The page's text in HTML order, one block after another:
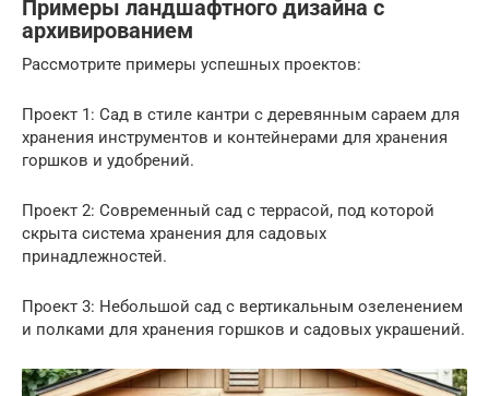
Примеры ландшафтного дизайна с
архивированием
Рассмотрите примеры успешных проектов:
Проект 1: Сад в стиле кантри с деревянным сараем для
хранения инструментов и контейнерами для хранения
горшков и удобрений.
Проект 2: Современный сад с террасой, под которой
скрыта система хранения для садовых
принадлежностей.
Проект 3: Небольшой сад с вертикальным озеленением
и полками для хранения горшков и садовых украшений.